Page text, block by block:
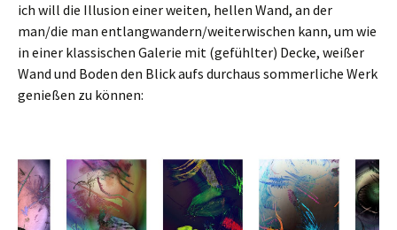
ich will die Illusion einer weiten, hellen Wand, an der
man/die man entlangwandern/weiterwischen kann, um wie
in einer klassischen Galerie mit (gefühlter) Decke, weißer
Wand und Boden den Blick aufs durchaus sommerliche Werk
genießen zu können: